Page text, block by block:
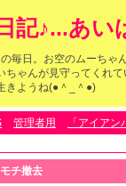
記♪...あい
毎日。お空のムーちゃ
ちゃんが見守ってくれ
きようね(●＾_＾●)
管理者用 「アイア
チ撤去